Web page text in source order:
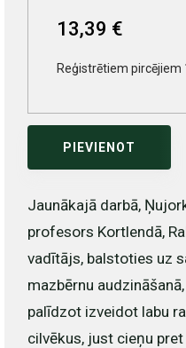
13,39 €
Reģistrētiem pircējiem
PIEVIENOT
Jaunākajā darbā,
profesors Kortlendā,
vadītājs, balstoties uz
mazbērnu
palīdzot izveidot labu
cilvēkus, just cieņu